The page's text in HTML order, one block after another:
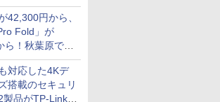
ーから
42,300円から、
Fold」が
！秋葉原で中
ーズがお買い得
対応した4Kデ
搭載のセキュリ
品がTP-Linkか